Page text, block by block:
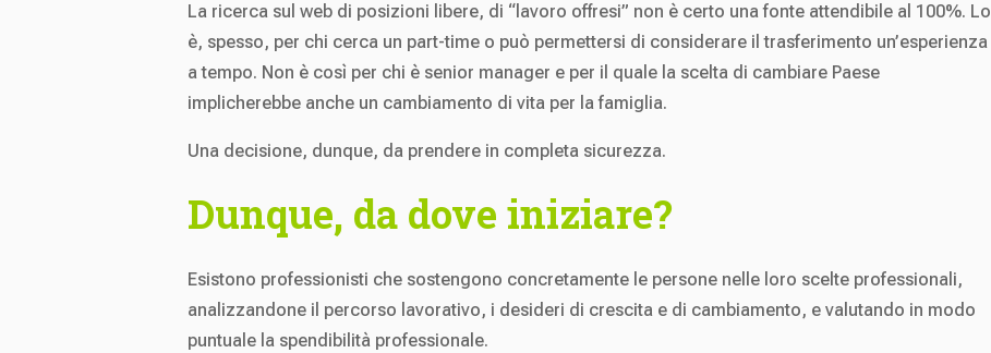
La ricerca sul web di posizioni libere, di “lavoro offresi” non è certo una fonte attendibile al 100%. Lo
è, spesso, per chi cerca un part-time o può permettersi di considerare il trasferimento un’esperienza
a tempo. Non è così per chi è senior manager e per il quale la scelta di cambiare Paese
implicherebbe anche un cambiamento di vita per la famiglia.
Una decisione, dunque, da prendere in completa sicurezza.
Dunque, da dove iniziare?
Esistono professionisti che sostengono concretamente le persone nelle loro scelte professionali,
analizzandone il percorso lavorativo, i desideri di crescita e di cambiamento, e valutando in modo
puntuale la spendibilità professionale.